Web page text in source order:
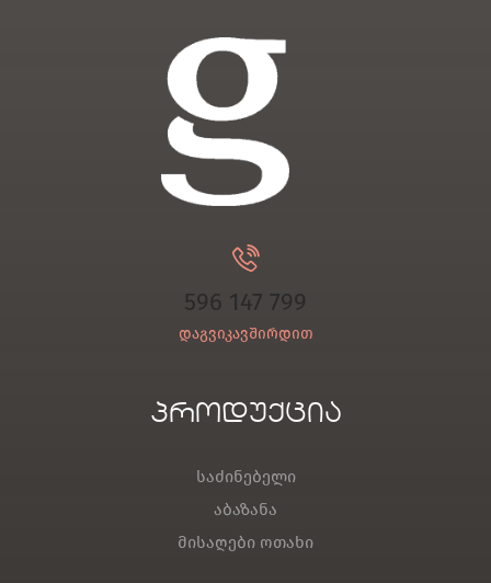
596 147 799
დაგვიკავშირდით
პროდუქცია
საძინებელი
აბაზანა
მისაღები ოთახი